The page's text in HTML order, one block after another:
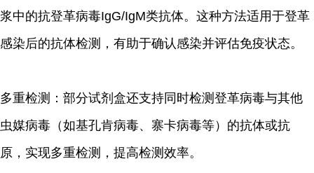
浆中的抗登革病毒IgG/IgM类抗体。这种方法适用于登革
感染后的抗体检测，有助于确认感染并评估免疫状态。
多重检测：部分试剂盒还支持同时检测登革病毒与其他
虫媒病毒（如基孔肯病毒、寨卡病毒等）的抗体或抗
原，实现多重检测，提高检测效率。